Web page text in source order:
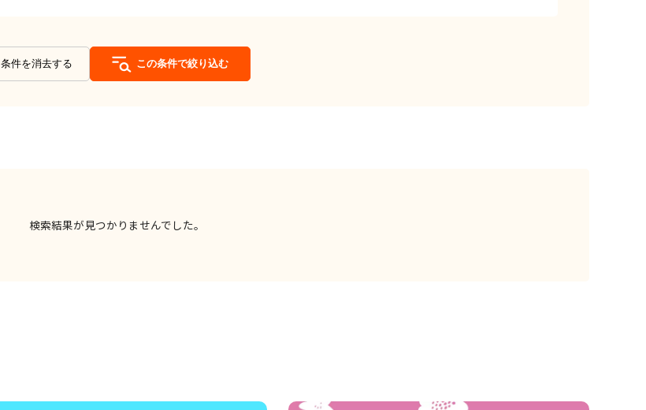
条件を消去する この条件で絞り込む
検索結果が見つかりませんでした。